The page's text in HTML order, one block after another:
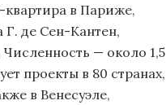
в Париже,
Г. де Сен-Кантен,
— около 1,5
проекты в 80 странах,
в Венесуэле,